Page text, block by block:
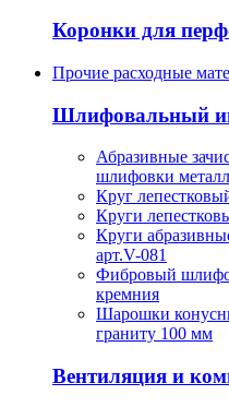
Коронки для
Прочие расходные
Шлифовальный
Абразивные
шлифовки
Круг
Круги
Круги
арт.V-081
Фибровый
кремния
Шарошки
граниту 100 мм
Вентиляция и